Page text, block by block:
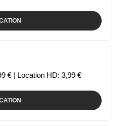
€ | Location HD: 3,99 €